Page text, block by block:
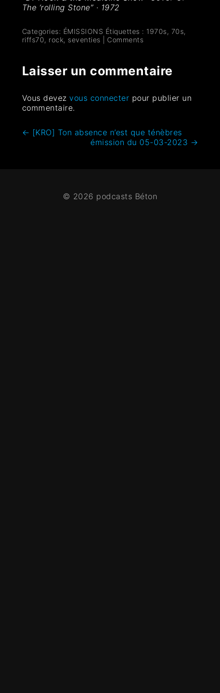
The ‘rolling Stone” · 1972
Categories: ÉMISSIONS Étiquettes : 1970s, 70s,
riffs70, rock, seventies Comments
Laisser un commentaire
Vous devezvous connecter pour publier un
commentaire.
← [KRO] Ton absence n’est que ténèbres
émission du 05-03-2023 →
© 2026 podcasts Béton